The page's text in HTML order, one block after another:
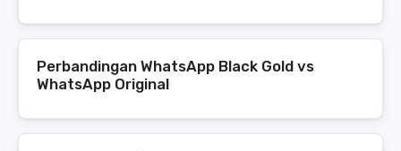
Perbandingan WhatsApp Black Gold vs
WhatsApp Original